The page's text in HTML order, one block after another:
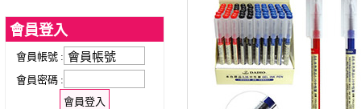
會員登入
會員帳號 :
會員密碼 :